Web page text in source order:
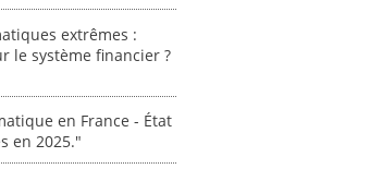
0000
extrêmes :
le système financier ?
en France - État
en 2025."